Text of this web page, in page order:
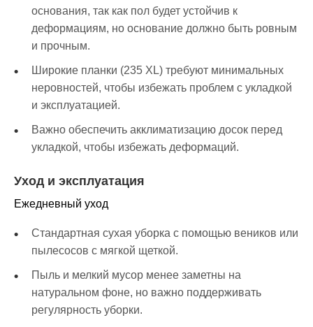
основания, так как пол будет устойчив к
деформациям, но основание должно быть ровным
и прочным.
Широкие планки (235 XL) требуют минимальных
неровностей, чтобы избежать проблем с укладкой
и эксплуатацией.
Важно обеспечить акклиматизацию досок перед
укладкой, чтобы избежать деформаций.
Уход и эксплуатация
Ежедневный уход
Стандартная сухая уборка с помощью веников или
пылесосов с мягкой щеткой.
Пыль и мелкий мусор менее заметны на
натуральном фоне, но важно поддерживать
регулярность уборки.